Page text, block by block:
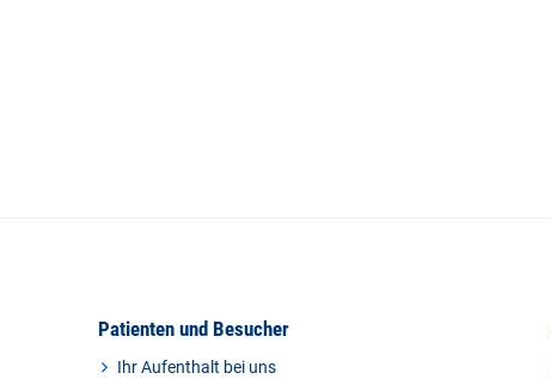
Patienten und Besucher
Ihr Aufenthalt bei uns